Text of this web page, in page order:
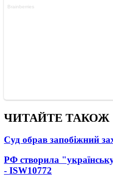
ЧИТАЙТЕ ТАКОЖ
Суд обрав запобіжний
РФ створила
- ISW10772